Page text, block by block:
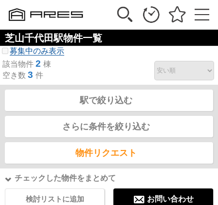
芝山千代田駅物件一覧
募集中のみ表示
該当物件 2 棟
空き数 3 件
駅で絞り込む
さらに条件を絞り込む
物件リクエスト
チェックした物件をまとめて
検討リストに追加 お問い合わせ